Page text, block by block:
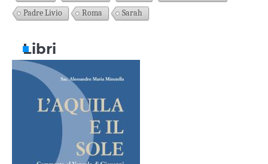
Padre Livio
Roma Sarah
Libri